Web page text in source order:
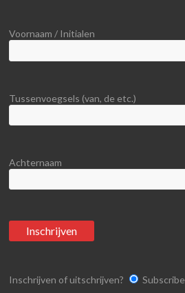
Voornaam / Initialen
Tussenvoegsels (van, de etc.)
Achternaam
Inschrijven of uitschrijven? Subscribe